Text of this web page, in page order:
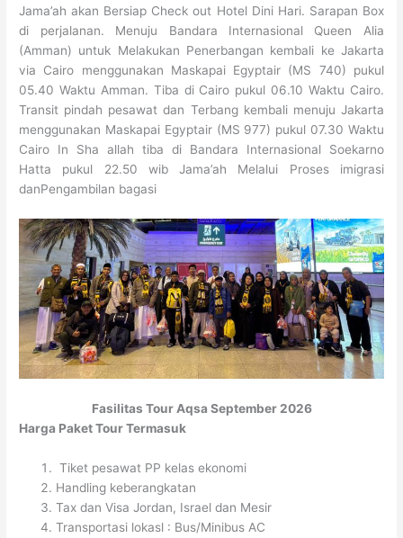
Jama’ah akan Bersiap Check out Hotel Dini Hari. Sarapan Box
di perjalanan. Menuju Bandara Internasional Queen Alia
(Amman) untuk Melakukan Penerbangan kembali ke Jakarta
via Cairo menggunakan Maskapai Egyptair (MS 740) pukul
05.40 Waktu Amman. Tiba di Cairo pukul 06.10 Waktu Cairo.
Transit pindah pesawat dan Terbang kembali menuju Jakarta
menggunakan Maskapai Egyptair (MS 977) pukul 07.30 Waktu
Cairo In Sha allah tiba di Bandara Internasional Soekarno
Hatta pukul 22.50 wib Jama’ah Melalui Proses imigrasi
danPengambilan bagasi
Fasilitas Tour Aqsa September 2026
Harga Paket Tour Termasuk
Tiket pesawat PP kelas ekonomi
Handling keberangkatan
Tax dan Visa Jordan, Israel dan Mesir
Transportasi lokasl : Bus/Minibus AC